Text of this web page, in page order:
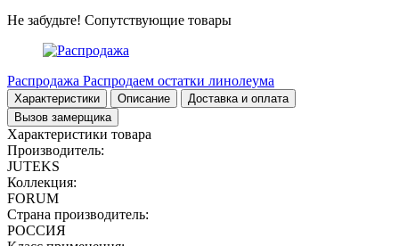
Не забудьте! Сопутствующие товары
Распродажа Распродаем остатки линолеума
Характеристики Описание
Доставка и оплата
Вызов замерщика
Характеристики товара
Производитель:
JUTEKS
Коллекция:
FORUM
Страна производитель:
РОССИЯ